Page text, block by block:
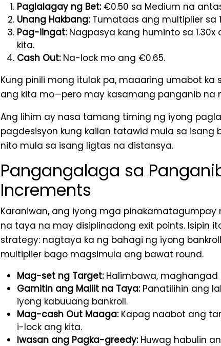
Paglalagay ng Bet:€0.50 sa Medium na
Unang Hakbang:Tumataas ang multiplier sa
Pag-iingat:Nagpasya kang huminto sa
kita.
Cash Out:Na-lock mo ang €0.65.
Kung pinili mong itulak pa, maaaring umabot
ang kita mo—pero may kasamang panganib na
Ang lihim ay nasa tamang timing ng iyong
pagdesisyon kung kailan tatawid mula sa
nito mula sa isang ligtas na distansya.
Pangangalaga sa
Increments
Karaniwan, ang iyong mga
na taya na may disiplinadong exit points. Isipin
strategy: nagtaya ka ng bahagi ng iyong
multiplier bago magsimula ang bawat round.
Mag-set ng Target:Halimbawa, maghangad
Gamitin ang Maliit na Taya:Panatilihin ang
iyong kabuuang bankroll.
Mag-cash Out Maaga:Kapag naabot ang
i-lock ang kita.
Iwasan ang Pagka-greedy:Huwag habulin